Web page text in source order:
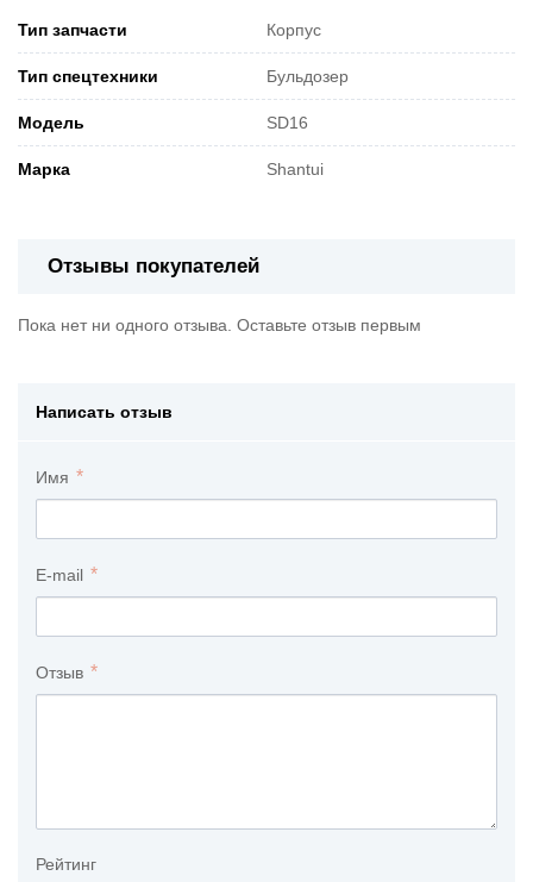
Тип запчасти Корпус
Тип спецтехники Бульдозер
Модель SD16
Марка Shantui
Отзывы покупателей
Пока нет ни одного отзыва. Оставьте отзыв первым
Написать отзыв
Имя
E-mail
Отзыв
Рейтинг